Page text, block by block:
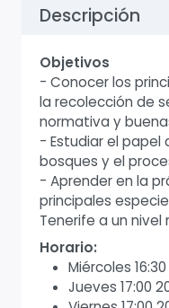
Descripción
Objetivos
- Conocer los
la recolección de
normativa y
- Estudiar el papel
bosques y el
- Aprender en la
principales
Tenerife a un nivel
Horario:
Miércoles
Jueves 17:00